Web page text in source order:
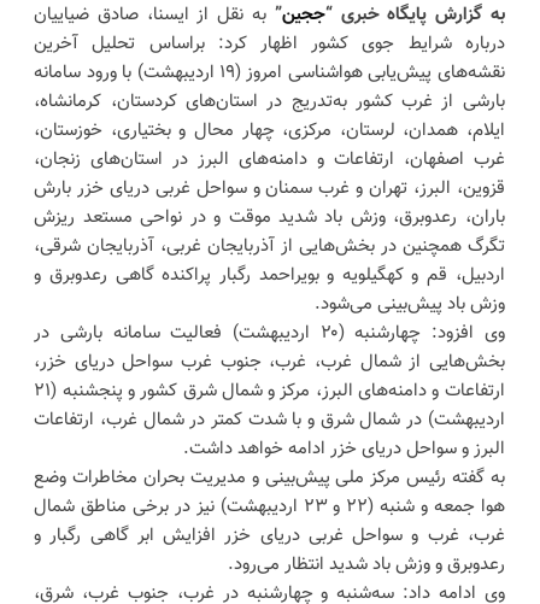
به گزارش پایگاه خبری “ججین” به نقل از ایسنا، صادق ضیاییان
درباره شرایط جوی کشور اظهار کرد: براساس تحلیل آخرین
نقشه‌های پیش‌یابی هواشناسی امروز (۱۹ اردیبهشت) با ورود سامانه
بارشی از غرب کشور به‌تدریج در استان‌های کردستان، کرمانشاه،
ایلام، همدان، لرستان، مرکزی، چهار محال و بختیاری، خوزستان،
غرب اصفهان، ارتفاعات و دامنه‌های البرز در استان‌های زنجان،
قزوین، البرز، تهران و غرب سمنان و سواحل غربی دریای خزر بارش
باران، رعدوبرق، وزش باد شدید موقت و در نواحی مستعد ریزش
تگرگ همچنین در بخش‌هایی از آذربایجان غربی، آذربایجان شرقی،
اردبیل، قم و کهگیلویه و بویراحمد رگبار پراکنده گاهی رعدوبرق و
وزش باد پیش‌بینی می‌شود.
وی افزود: چهارشنبه (۲۰ اردیبهشت) فعالیت سامانه بارشی در
بخش‌هایی از شمال غرب، غرب، جنوب غرب سواحل دریای خزر،
ارتفاعات و دامنه‌های البرز، مرکز و شمال شرق کشور و پنجشنبه (۲۱
اردیبهشت) در شمال شرق و با شدت کمتر در شمال غرب، ارتفاعات
البرز و سواحل دریای خزر ادامه خواهد داشت.
به گفته رئیس مرکز ملی پیش‌بینی و مدیریت بحران مخاطرات وضع
هوا جمعه و شنبه (۲۲ و ۲۳ اردیبهشت) نیز در برخی مناطق شمال
غرب، غرب و سواحل غربی دریای خزر افزایش ابر گاهی رگبار و
رعدوبرق و وزش باد شدید انتظار می‌رود.
وی ادامه داد: سه‌شنبه و چهارشنبه در غرب، جنوب غرب، شرق،